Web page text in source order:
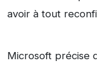
avoir à tout
Microsoft précise